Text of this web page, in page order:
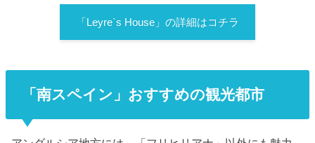
「Leyre`s House」の詳細はコチラ
「南スペイン」おすすめの観光都市